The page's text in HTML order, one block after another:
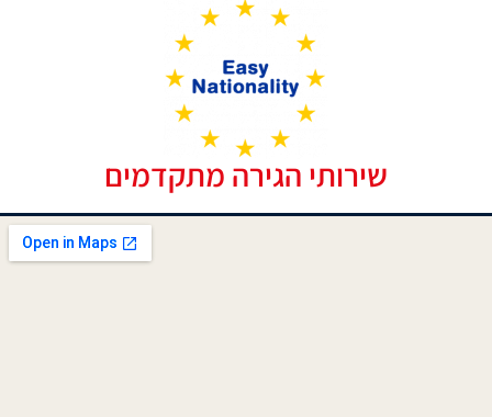
שירותי הגירה מתקדמים